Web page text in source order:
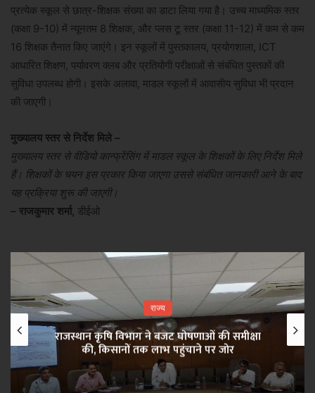
प्रत्येक स्कूल से छात्र-शिक्षक संख्या का डाटा लिया गया है। उच्च माध्यमिक स्तर
(कक्षा 9-10) में न्यूनतम 8 शिक्षक, और प्लस टू स्तर (कक्षा 11-12) में कम से कम
16 शिक्षक तैनात किए जाएंगे। इन स्कूलों में पुस्तकालय, प्रयोगशाला, ICT
आधारित शिक्षण, पर्यावरण क्लब और प्रतियोगी परीक्षाओं से संबंधित पुस्तकों की
सुविधा उपलब्ध होगी। इसके अलावा, माडल स्कूलों में आवासीय सुविधा भी प्रदान
की जाएगी।
मुख्यालय स्तर से निर्देश मिले –
मुख्यालय स्तर से वीडियो कान्फ्रेंसिंग में माडल स्कूल के शिक्षकों के लिए निर्देश मिले
हैं। शिक्षकों के चयन इस प्रकार किया जाएगा उससे संबंधित जानकारी आने के बाद
यह प्रक्रिया शुरू की जाएगी।
– राजकुमार शर्मा, डीईओ
राज्य
राजस्थान कृषि विभाग ने बजट घोषणाओं की समीक्षा
की, किसानों तक लाभ पहुंचाने पर जोर